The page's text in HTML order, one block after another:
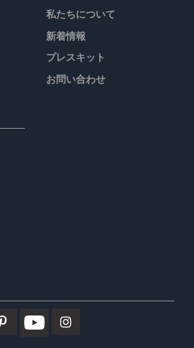
私たちについて
新着情報
プレスキット
お問い合わせ